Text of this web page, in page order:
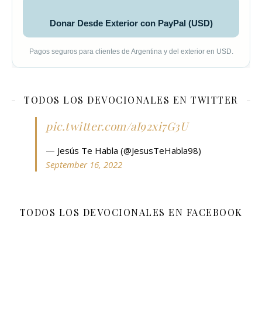
Donar Desde Exterior con PayPal (USD)
Pagos seguros para clientes de Argentina y del exterior en USD.
TODOS LOS DEVOCIONALES EN TWITTER
pic.twitter.com/aI92xi7G3U
— Jesús Te Habla (@JesusTeHabla98)
September 16, 2022
TODOS LOS DEVOCIONALES EN FACEBOOK